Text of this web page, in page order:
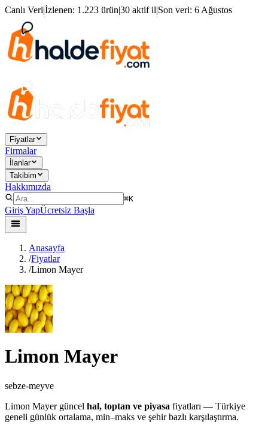
Canlı Veri|İzlenen: 1.223 ürün|30 aktif il|Son veri: 6 Ağustos
Fiyatlar
Firmalar
İlanlar
Takibim
Hakkımızda
⌘K
Giriş YapÜcretsiz Başla
Anasayfa
/Fiyatlar
/Limon Mayer
Limon Mayer
sebze-meyve
Limon Mayergüncel hal, toptan ve piyasa fiyatları — Türkiye
geneli günlük ortalama, min–maks ve şehir bazlı karşılaştırma.